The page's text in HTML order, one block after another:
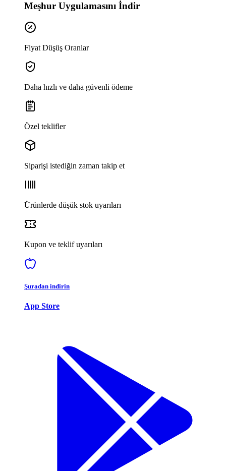
Meşhur Uygulamasını İndir
Fiyat Düşüş Oranlar
Daha hızlı ve daha güvenli ödeme
Özel teklifler
Siparişi istediğin zaman takip et
Ürünlerde düşük stok uyarıları
Kupon ve teklif uyarıları
Şuradan indirin
App Store